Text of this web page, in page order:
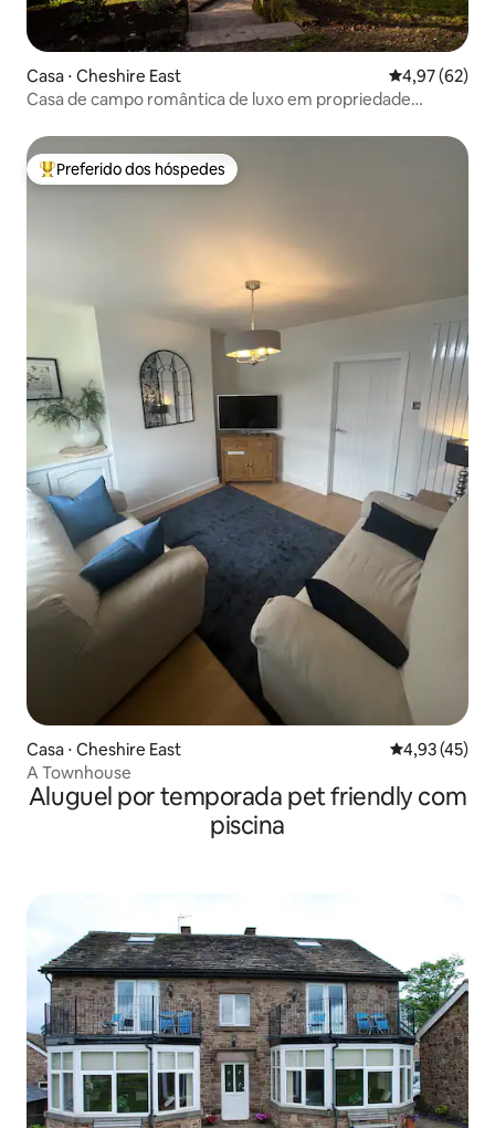
Casa ⋅ Cheshire East 4,97 de uma
4,97 (62)
Casa de campo romântica de luxo em propriedade
Entre os melhores preferidos dos hóspedes
Preferido dos hóspedes
Casa ⋅ Cheshire East 4,93 de uma
4,93 (45)
A Townhouse
Aluguel por temporada pet friendly com
piscina